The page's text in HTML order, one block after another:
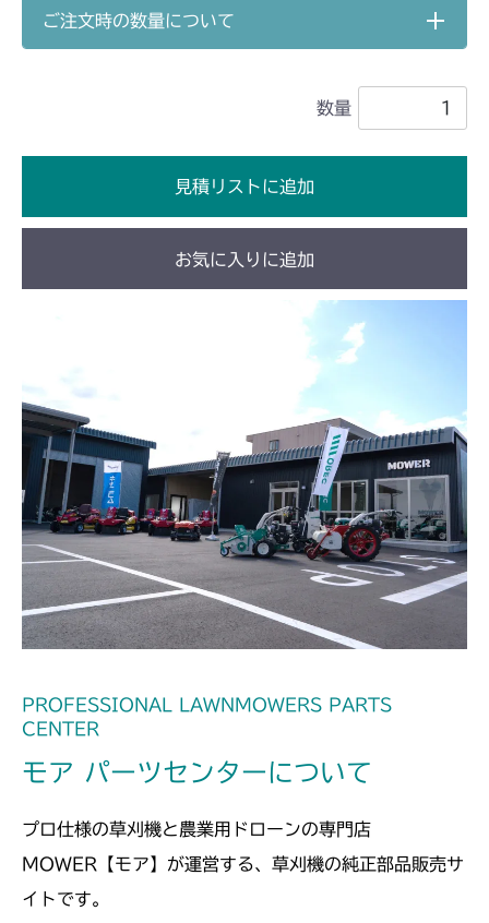
本体 FIG23 刈刃駆動
CM2201RC
本体 FIG23 刈刃駆動
CM2201YC
本体 FIG14 刈刃駆動
CM2203YC/YCV/YCV1
本体 FIG16 刈刃駆動
CM2403HC/HCS
本体 FIG15 刈刃駆動
CM2501
本体 FIG16 刈刃駆動
CMX1402RC
本体 FIG14 刈刃駆動
CMX1402HC
本体 FIG15 刈刃駆動
CMX186
CMX222
本体 FIG21 刈刃駆動
CMX227
ご注文時の数量について
数量
見積リストに追加
お気に入りに追加
PROFESSIONAL LAWNMOWERS PARTS
CENTER
モア パーツセンターについて
プロ仕様の草刈機と農業用ドローンの専門店
MOWER【モア】が運営する、草刈機の純正部品販売サ
イトです。